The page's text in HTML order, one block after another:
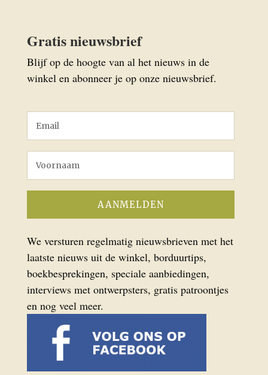
Gratis nieuwsbrief
Blijf op de hoogte van al het nieuws in de
winkel en abonneer je op onze nieuwsbrief.
We versturen regelmatig nieuwsbrieven met het
laatste nieuws uit de winkel, borduurtips,
boekbesprekingen, speciale aanbiedingen,
interviews met ontwerpsters, gratis patroontjes
en nog veel meer.